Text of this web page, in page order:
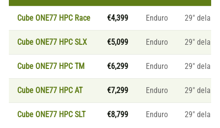
Cube ONE77 HPC Race €4,399 Enduro 29″
Cube ONE77 HPC SLX €5,099 Enduro 29″
Cube ONE77 HPC TM €6,299 Enduro 29″
Cube ONE77 HPC AT €7,299 Enduro 29″
Cube ONE77 HPC SLT €8,799 Enduro 29″